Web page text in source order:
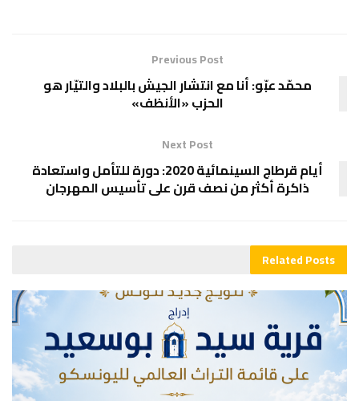
Previous Post
محمّد عبّو: أنا مع انتشار الجيش بالبلاد والتيّار هو
الحزب «الأنظف»
Next Post
أيام قرطاج السينمائية 2020: دورة للتأمل واستعادة
ذاكرة أكثر من نصف قرن على تأسيس المهرجان
RelatedPosts